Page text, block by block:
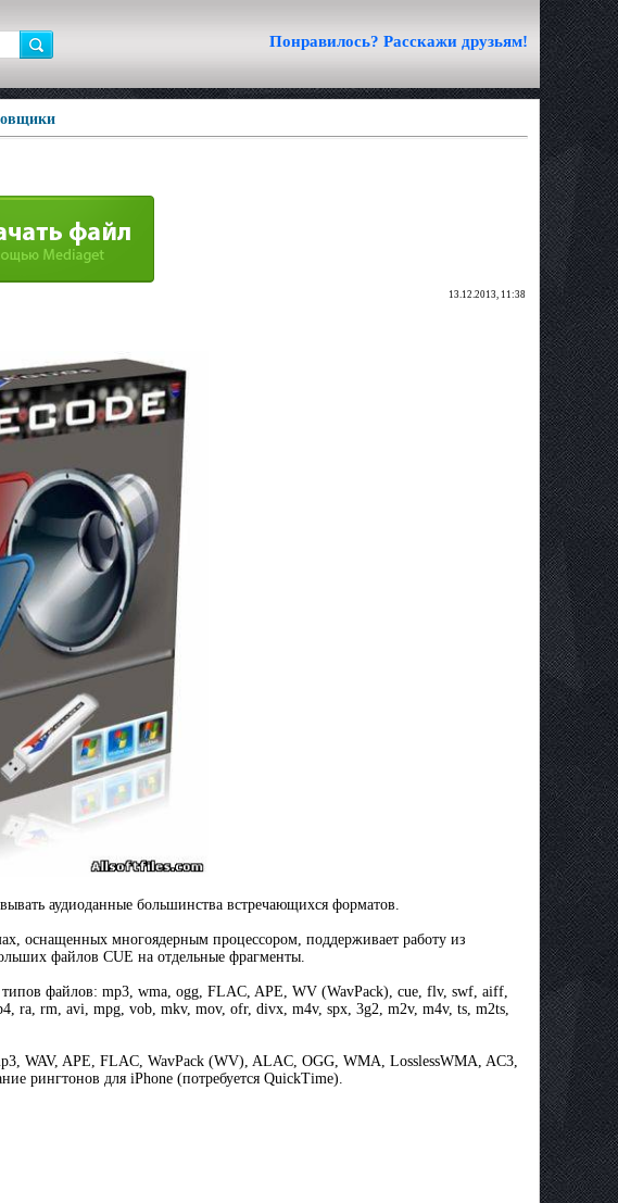
Понравилось? Расскажи друзьям!
13.12.2013, 11:38
аудиоданные большинства встречающихся форматов.
оснащенных многоядерным процессором, поддерживает работу из
файлов CUE на отдельные фрагменты.
файлов: mp3, wma, ogg, FLAC, APE, WV (WavPack), cue, flv, swf, aiff,
ra, rm, avi, mpg, vob, mkv, mov, ofr, divx, m4v, spx, 3g2, m2v, m4v, ts, m2ts,
WAV, APE, FLAC, WavPack (WV), ALAC, OGG, WMA, LosslessWMA, AC3,
рингтонов для iPhone (потребуется QuickTime).